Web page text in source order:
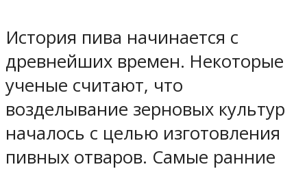
История пива начинается с
древнейших времен. Некоторые
ученые считают, что
возделывание зерновых культур
началось с целью изготовления
пивных отваров. Самые ранние